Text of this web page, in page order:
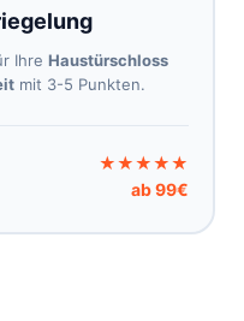
Ihre Haustürschloss
mit 3-5 Punkten.
★★★★★
ab 99€